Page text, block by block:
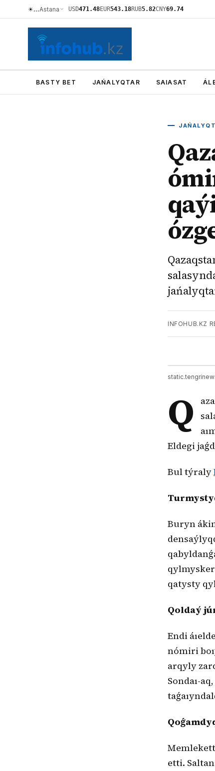
☀…Astana USD471.48EUR543.18RUB5.82CNY69.74
BASTY BET JAŃALYQTAR SAIASAT
INFOHUB.KZ
Q
Eldegi
Bul týraly
Buryn
qatysty
Qoldaý
Endi
nómiri
arqyly
Sondaı-
etti.